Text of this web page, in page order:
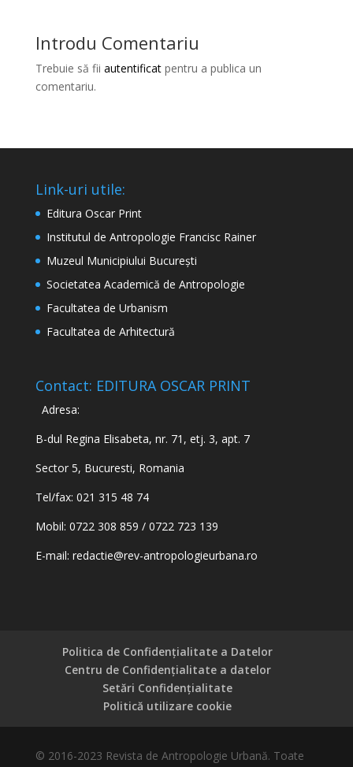
Introdu Comentariu
Trebuie să fii autentificatpentru a publica un
comentariu.
Link-uri utile:
Editura Oscar Print
Institutul de Antropologie Francisc Rainer
Muzeul Municipiului București
Societatea Academică de Antropologie
Facultatea de Urbanism
Facultatea de Arhitectură
Contact: EDITURA OSCAR PRINT
Adresa:
B-dul Regina Elisabeta, nr. 71, etj. 3, apt. 7
Sector 5, Bucuresti, Romania
Tel/fax: 021 315 48 74
Mobil: 0722 308 859 / 0722 723 139
E-mail: redactie@rev-antropologieurbana.ro
Politica de Confidențialitate a Datelor
Centru de Confidențialitate a datelor
Setări Confidențialitate
Politică utilizare cookie
© 2016-2023 Revista de Antropologie Urbană. Toate